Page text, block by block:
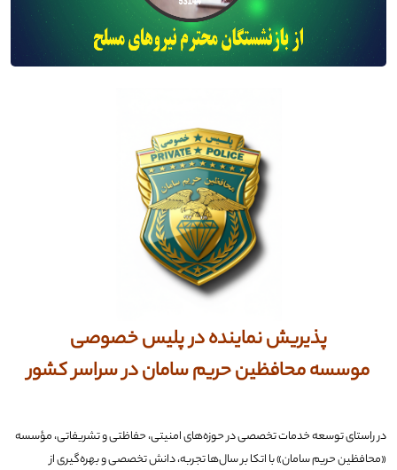
پذیریش نماینده در پلیس خصوصی
موسسهمحافظین حریم سامان در سراسر کشور
در راستای توسعه خدمات تخصصی در حوزه‌های امنیتی، حفاظتی و تشریفاتی، مؤسسه
«محافظین حریم سامان» با اتکا بر سال‌ها تجربه، دانش تخصصی و بهره‌گیری از